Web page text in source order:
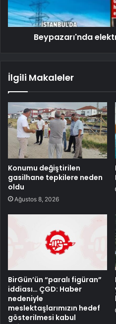
Beypazarı'nda
İlgili Makaleler
Konumu değiştirilen
gasilhane tepkilere neden
oldu
Ağustos 8, 2026
BirGün’ün “paralı figüran”
iddiası… ÇGD: Haber
nedeniyle
meslektaşlarımızın hedef
gösterilmesi kabul